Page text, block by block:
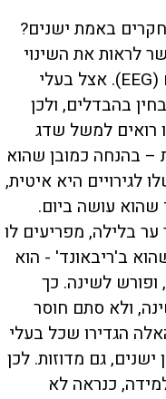
באמת ישנים?
לראות את השינוי
בפעילות המוחית על ידי רשמת מוח (EEG). אצל בעלי
בהבדלים, ולכן
רואים למשל שדג
– בהנחה כמובן שהוא
לגירויים היא איטית,
שהוא עושה ביום.
בלילה, מפריעים לו
ב'ריבאונד' - הוא
ופורש לשינה. כך
ולא סתם חוסר
הגדירו שכל בעלי
גם מדוזות. לכן
כנראה לא